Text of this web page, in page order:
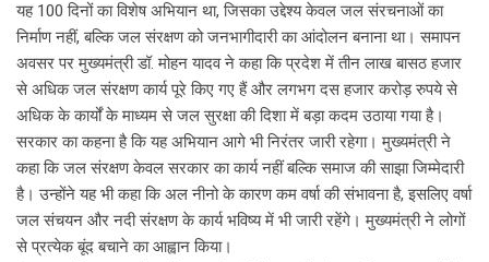
यह 100 दिनों का विशेष अभियान था, जिसका उद्देश्य केवल जल संरचनाओं का
निर्माण नहीं, बल्कि जल संरक्षण को जनभागीदारी का आंदोलन बनाना था। समापन
अवसर पर मुख्यमंत्री डॉ. मोहन यादव ने कहा कि प्रदेश में तीन लाख बासठ हजार
से अधिक जल संरक्षण कार्य पूरे किए गए हैं और लगभग दस हजार करोड़ रुपये से
अधिक के कार्यों के माध्यम से जल सुरक्षा की दिशा में बड़ा कदम उठाया गया है।
सरकार का कहना है कि यह अभियान आगे भी निरंतर जारी रहेगा। मुख्यमंत्री ने
कहा कि जल संरक्षण केवल सरकार का कार्य नहीं बल्कि समाज की साझा जिम्मेदारी
है। उन्होंने यह भी कहा कि अल नीनो के कारण कम वर्षा की संभावना है, इसलिए वर्षा
जल संचयन और नदी संरक्षण के कार्य भविष्य में भी जारी रहेंगे। मुख्यमंत्री ने लोगों
से प्रत्येक बूंद बचाने का आह्वान किया।